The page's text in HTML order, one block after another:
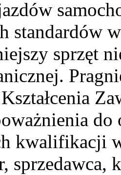
standardów
sprzęt
do
kwalifikacji
sprzedawca,